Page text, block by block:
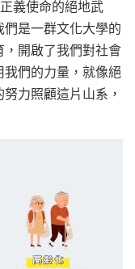
義使命的絕地武
是一群文化大學的
開啟了我們對社會
們的力量，就像絕
力照顧這片山系，